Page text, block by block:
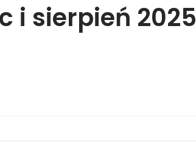
i sierpień 2025